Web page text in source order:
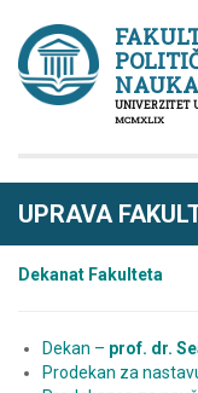
NAUKA
UNIVERZITET
MCMXLIX
UPRAVA
Dekanat Fakulteta
Dekan – prof. dr.
Prodekan za